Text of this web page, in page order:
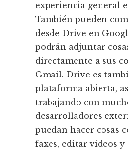
experiencia general
También pueden
desde Drive en
podrán adjuntar
directamente a sus
Gmail. Drive es
plataforma abierta,
trabajando con
desarrolladores
puedan hacer cosas
faxes, editar videos y